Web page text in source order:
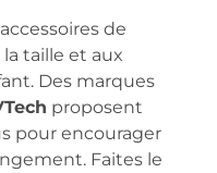
de
taille et aux
Des marques
proposent
pour encourager
Faites le